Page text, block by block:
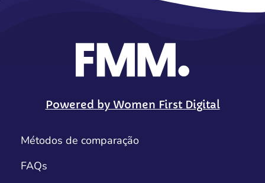
Powered by Women First Digital
Métodos de comparação
FAQs